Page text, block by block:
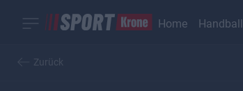
Home Handball
Zurück